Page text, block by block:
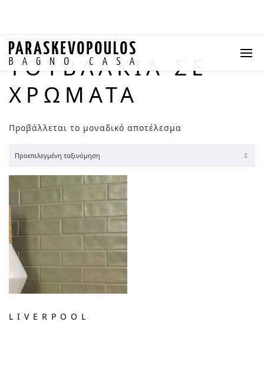
ΤΟΥΒΛΆΚΙΑ ΣΕ
ΧΡΏΜΑΤΑ
Προβάλλεται το μοναδικό αποτέλεσμα
LIVERPOOL